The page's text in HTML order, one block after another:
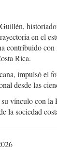
en el
contribuido
Rica.
impulsó el
desde las
vínculo con
la sociedad